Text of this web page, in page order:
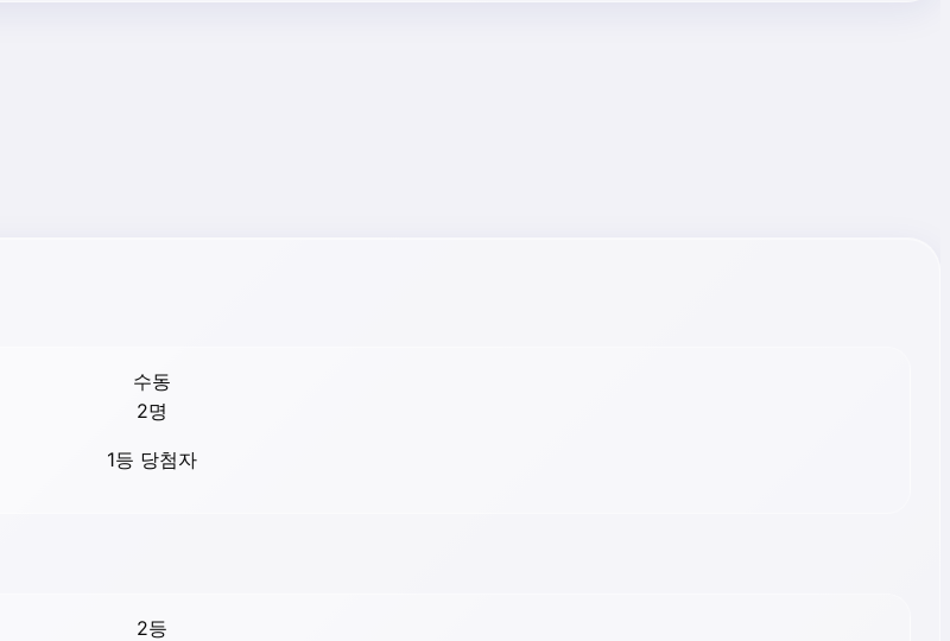
수동
2명
1등 당첨자
2등